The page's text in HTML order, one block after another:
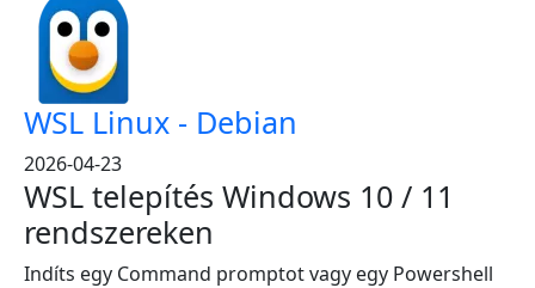
WSL Linux - Debian
2026-04-23
WSL telepítés Windows 10 / 11
rendszereken
Indíts egy Command promptot vagy egy Powershell